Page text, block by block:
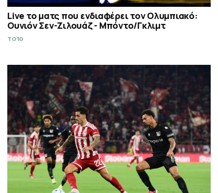
Live το ματς που ενδιαφέρει τον Ολυμπιακό:
Ουνιόν Σεν-Ζιλουάζ - Μπόντο/Γκλιμτ
TO10